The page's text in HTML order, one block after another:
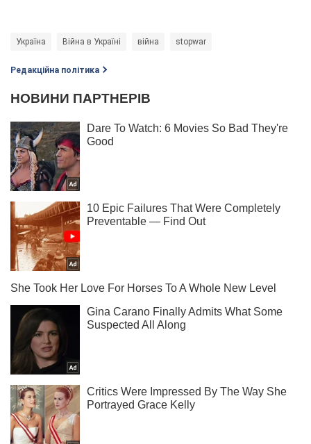
Україна Війна в Україні війна stopwar
Редакційна політика